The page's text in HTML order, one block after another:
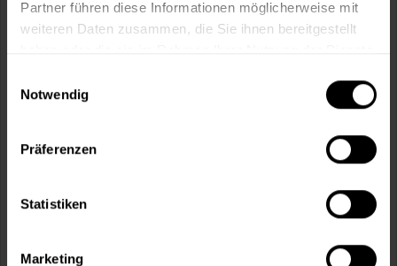
Partner führen diese Informationen möglicherweise mit
weiteren Daten zusammen, die Sie ihnen bereitgestellt
Notwendig
Präferenzen
Statistiken
Marketing
Sie möchten eine größere Menge kaufen
Vorteile
Persönliche Beratung unter